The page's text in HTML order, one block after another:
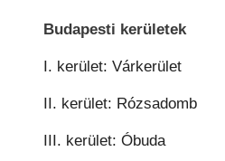
Budapesti kerületek
I. kerület: Várkerület
II. kerület: Rózsadomb
III. kerület: Óbuda